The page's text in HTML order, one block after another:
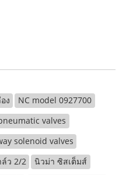
ง
NC model 0927700
valves
solenoid valves
ว 2/2
นิวม่า ซิสเต็มส์